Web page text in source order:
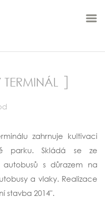
zahrnuje kultivaci
parku. Skládá se ze
autobusů s důrazem na
a vlaky. Realizace
stavba 2014".